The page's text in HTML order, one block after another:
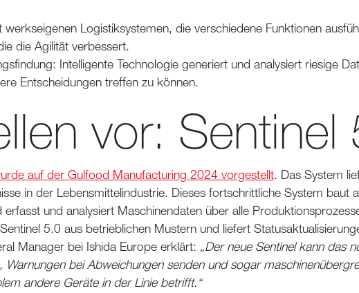
werkseigenen Logistiksystemen, die verschiedene Funktionen
die Agilität verbessert.
Intelligente Technologie generiert und analysiert riesige
Entscheidungen treffen zu können.
vor: Sentinel
auf der Gulfood Manufacturing 2024 vorgestellt. Das System
in der Lebensmittelindustrie. Dieses fortschrittliche System baut
erfasst und analysiert Maschinendaten über alle
5.0 aus betrieblichen Mustern und liefert
Manager bei Ishida Europe erklärt: „Der neue Sentinel kann das
Warnungen bei Abweichungen senden und sogar
andere Geräte in der Linie betrifft.“